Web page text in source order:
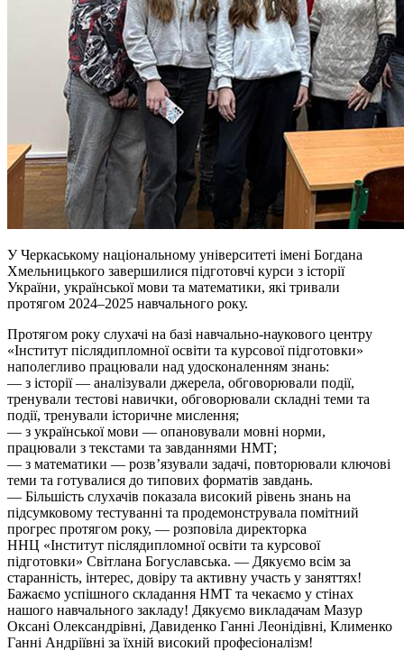
У Черкаському національному університеті імені Богдана
Хмельницького завершилися підготовчі курси з історії
України, української мови та математики, які тривали
протягом 2024–2025 навчального року.
Протягом року слухачі на базі навчально-наукового центру
«Інститут післядипломної освіти та курсової підготовки»
наполегливо працювали над удосконаленням знань:
— з історії — аналізували джерела, обговорювали події,
тренували тестові навички, обговорювали складні теми та
події, тренували історичне мислення;
— з української мови — опановували мовні норми,
працювали з текстами та завданнями НМТ;
— з математики — розв’язували задачі, повторювали ключові
теми та готувалися до типових форматів завдань.
— Більшість слухачів показала високий рівень знань на
підсумковому тестуванні та продемонструвала помітний
прогрес протягом року, — розповіла директорка
ННЦ «Інститут післядипломної освіти та курсової
підготовки» Світлана Богуславська. — Дякуємо всім за
старанність, інтерес, довіру та активну участь у заняттях!
Бажаємо успішного складання НМТ та чекаємо у стінах
нашого навчального закладу! Дякуємо викладачам Мазур
Оксані Олександрівні, Давиденко Ганні Леонідівні, Клименко
Ганні Андріївні за їхній високий професіоналізм!